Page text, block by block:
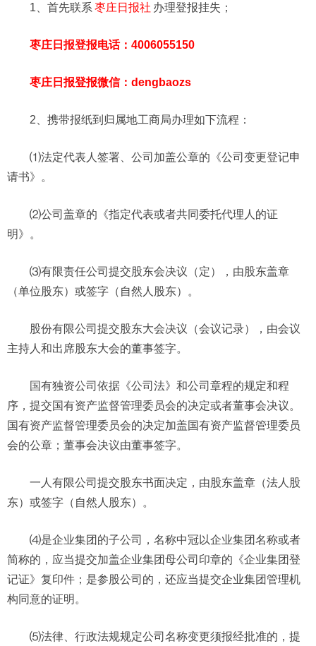
1、首先联系 枣庄日报社 办理登报挂失；
枣庄日报登报电话：4006055150
枣庄日报登报微信：dengbaozs
2、携带报纸到归属地工商局办理如下流程：
⑴法定代表人签署、公司加盖公章的《公司变更登记申
请书》。
⑵公司盖章的《指定代表或者共同委托代理人的证
明》。
⑶有限责任公司提交股东会决议（定），由股东盖章
（单位股东）或签字（自然人股东）。
股份有限公司提交股东大会决议（会议记录），由会议
主持人和出席股东大会的董事签字。
国有独资公司依据《公司法》和公司章程的规定和程
序，提交国有资产监督管理委员会的决定或者董事会决议。
国有资产监督管理委员会的决定加盖国有资产监督管理委员
会的公章；董事会决议由董事签字。
一人有限公司提交股东书面决定，由股东盖章（法人股
东）或签字（自然人股东）。
⑷是企业集团的子公司，名称中冠以企业集团名称或者
简称的，应当提交加盖企业集团母公司印章的《企业集团登
记证》复印件；是参股公司的，还应当提交企业集团管理机
构同意的证明。
⑸法律、行政法规规定公司名称变更须报经批准的，提